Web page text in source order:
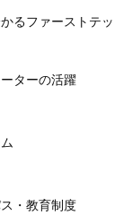
るファーストテッ
ターの活躍
・教育制度